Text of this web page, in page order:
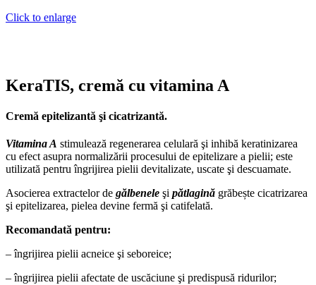
Click to enlarge
KeraTIS, cremă cu vitamina A
Cremă epitelizantă şi cicatrizantă.
Vitamina A stimulează regenerarea celulară şi inhibă keratinizarea
cu efect asupra normalizării procesului de epitelizare a pielii; este
utilizată pentru îngrijirea pielii devitalizate, uscate şi descuamate.
Asocierea extractelor de gălbenele şi pătlagină grăbește cicatrizarea
şi epitelizarea, pielea devine fermă şi catifelată.
Recomandată pentru:
– îngrijirea pielii acneice şi seboreice;
– îngrijirea pielii afectate de uscăciune şi predispusă ridurilor;